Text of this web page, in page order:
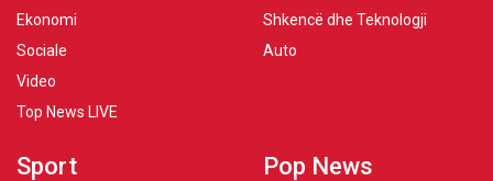
Ekonomi
Sociale
Video
Top News LIVE
Shkencë dhe Teknologji
Auto
Sport Pop News